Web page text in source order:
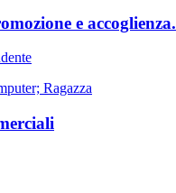
e accoglienza.